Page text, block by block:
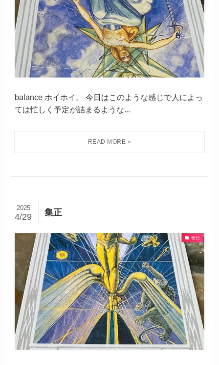
balance ホイホイ。 今日はこのような感じで人によっ
ては忙しく予定が詰まるような...
集正
2025
4/29
壱日